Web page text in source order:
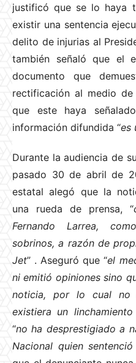
justificó que se lo haya
existir una sentencia
delito de injurias al
también señaló que el
documento que
rectificación al medio
que este haya
información difundida “es
Durante la audiencia de
pasado 30 de abril de
estatal alegó que la
una rueda de prensa, “
Fernando Larrea,
sobrinos, a razón de
Jet” . Aseguró que “el
ni emitió opiniones sino
noticia, por lo cual no
existiera un
“no ha desprestigiado a
Nacional quien